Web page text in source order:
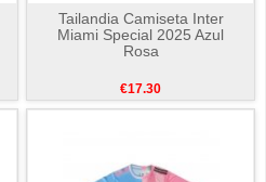
Tailandia Camiseta Inter
Miami Special 2025 Azul
Rosa
€17.30